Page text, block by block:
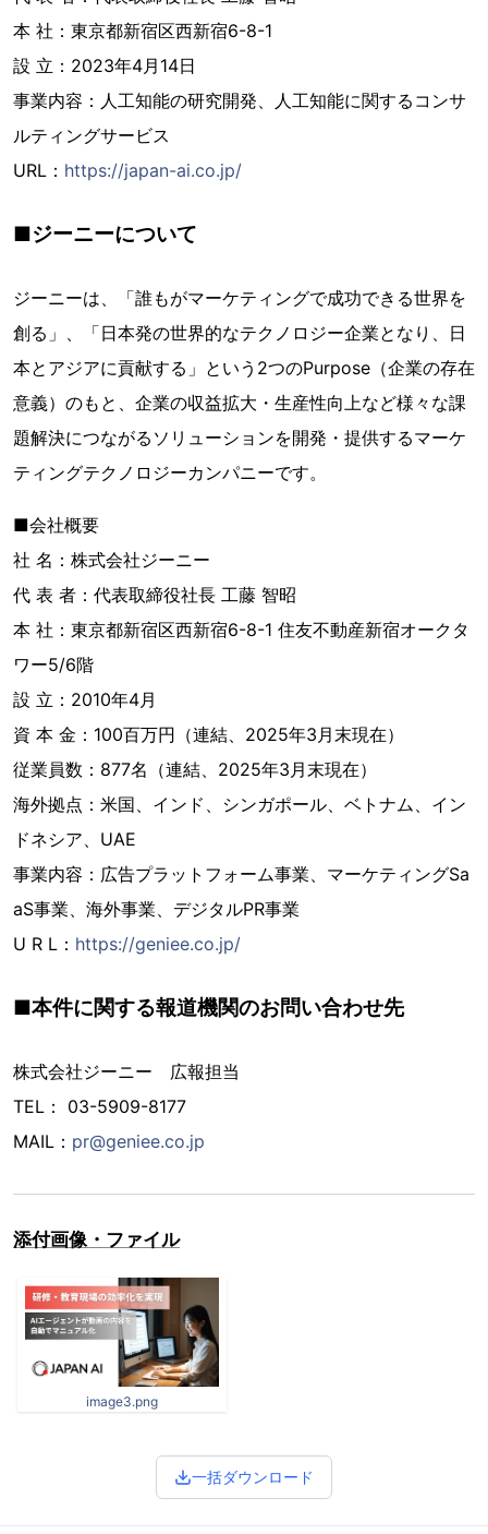
本 社：東京都新宿区西新宿6-8-1
設 立：2023年4月14日
事業内容：人工知能の研究開発、人工知能に関するコンサ
ルティングサービス
URL： https://japan-ai.co.jp/
■ジーニーについて
ジーニーは、「誰もがマーケティングで成功できる世界を
創る」、「日本発の世界的なテクノロジー企業となり、日
本とアジアに貢献する」という2つのPurpose（企業の存在
意義）のもと、企業の収益拡大・生産性向上など様々な課
題解決につながるソリューションを開発・提供するマーケ
ティングテクノロジーカンパニーです。
■会社概要
社 名：株式会社ジーニー
代 表 者：代表取締役社長 工藤 智昭
本 社：東京都新宿区西新宿6-8-1 住友不動産新宿オークタ
ワー5/6階
設 立：2010年4月
資 本 金：100百万円（連結、2025年3月末現在）
従業員数：877名（連結、2025年3月末現在）
海外拠点：米国、インド、シンガポール、ベトナム、イン
ドネシア、UAE
事業内容：広告プラットフォーム事業、マーケティングSa
aS事業、海外事業、デジタルPR事業
U R L： https://geniee.co.jp/
■本件に関する報道機関のお問い合わせ先
株式会社ジーニー 広報担当
TEL： 03-5909-8177
MAIL： pr@geniee.co.jp
添付画像・ファイル
image3.png
一括ダウンロード